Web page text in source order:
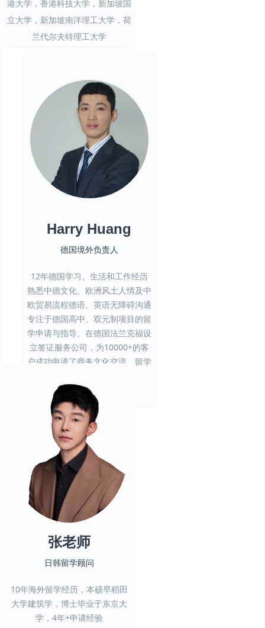
德国境外负责人
Harry Huang
12年德国学习、生活和工作经历
熟悉中德文化、欧洲风土人情及中
欧贸易流程德语、英语无障碍沟通
专注于德国高中、双元制项目的留
学申请与指导。在德国法兰克福设
立签证服务公司，为10000+的客
户成功申请了商务文化交流、留学
港大学，香港科技大学，新加坡国
立大学，新加坡南洋理工大学，荷
兰代尔夫特理工大学
日韩留学顾问
张老师
10年海外留学经历，本硕早稻田
大学建筑学，博士毕业于东京大
学，4年+申请经验